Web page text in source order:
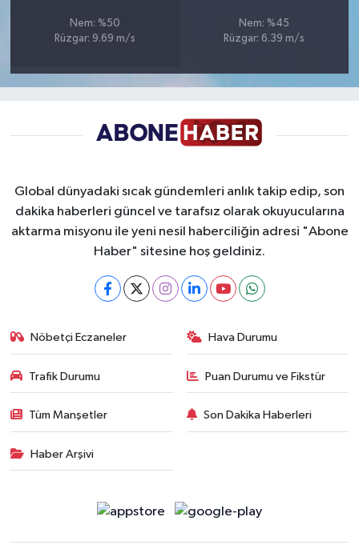
Nem: %50
Rüzgar: 9.69 m/s
Nem: %45
Rüzgar: 6.39 m/s
Global dünyadaki sıcak gündemleri anlık takip edip, son
dakika haberleri güncel ve tarafsız olarak okuyucularına
aktarma misyonu ile yeni nesil haberciliğin adresi "Abone
Haber" sitesine hoş geldiniz.
Nöbetçi Eczaneler Hava Durumu
Trafik Durumu Puan Durumu ve Fikstür
Tüm Manşetler Son Dakika Haberleri
Haber Arşivi